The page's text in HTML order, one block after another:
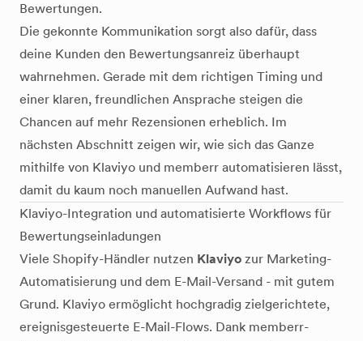
Bewertungen.
Die gekonnte Kommunikation sorgt also dafür, dass
deine Kunden den Bewertungsanreiz überhaupt
wahrnehmen. Gerade mit dem richtigen Timing und
einer klaren, freundlichen Ansprache steigen die
Chancen auf mehr Rezensionen erheblich. Im
nächsten Abschnitt zeigen wir, wie sich das Ganze
mithilfe von Klaviyo und memberr automatisieren lässt,
damit du kaum noch manuellen Aufwand hast.
Klaviyo-Integration und automatisierte Workflows für
Bewertungseinladungen
Viele Shopify-Händler nutzen Klaviyo zur Marketing-
Automatisierung und dem E-Mail-Versand - mit gutem
Grund. Klaviyo ermöglicht hochgradig zielgerichtete,
ereignisgesteuerte E-Mail-Flows. Dank memberr-